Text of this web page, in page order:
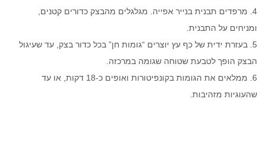
4. מרפדים תבנית בנייר אפייה. מגלגלים מהבצק כדורים קטנים,
ומניחים על התבנית.
5. בעזרת ידית של כף עץ יוצרים “גומות חן” בכל כדור בצק, עד שעיגול
הבצק הופך לטבעת שטוחה שגומה במרכזה.
6. ממלאים את הגומות בקונפיטורות ואופים כ-18 דקות, או עד
שהעוגיות מזהיבות.